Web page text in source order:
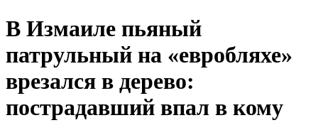
В Измаиле пьяный
патрульный на «евробляхе»
врезался в дерево:
пострадавший впал в кому